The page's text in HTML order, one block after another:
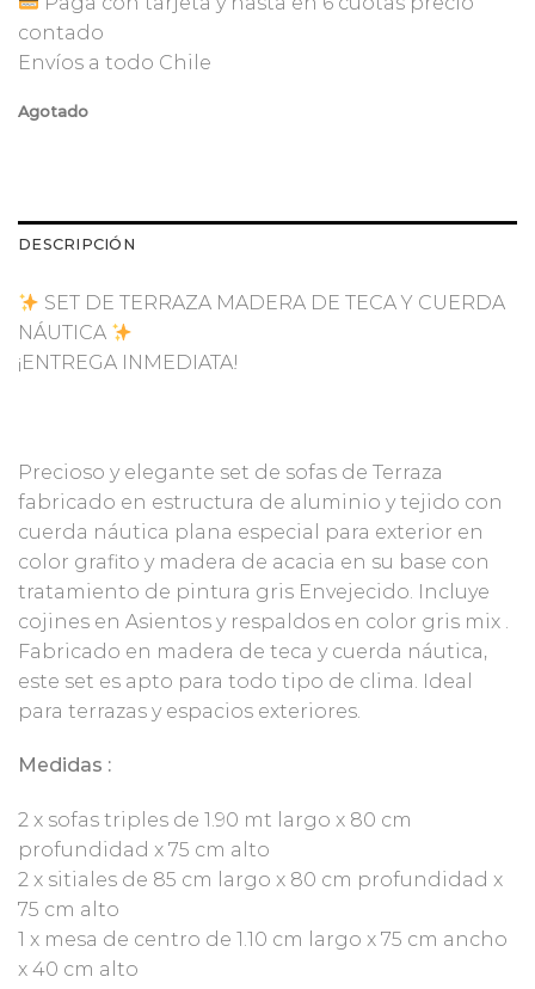
contado
Envíos a todo Chile
Agotado
DESCRIPCIÓN
SET DE TERRAZA MADERA DE TECA Y CUERDA
NÁUTICA
¡ENTREGA INMEDIATA!
Precioso y elegante set de sofas de Terraza
fabricado en estructura de aluminio y tejido con
cuerda náutica plana especial para exterior en
color grafito y madera de acacia en su base con
tratamiento de pintura gris Envejecido. Incluye
cojines en Asientos y respaldos en color gris mix .
Fabricado en madera de teca y cuerda náutica,
este set es apto para todo tipo de clima. Ideal
para terrazas y espacios exteriores.
Medidas :
2 x sofas triples de 1.90 mt largo x 80 cm
profundidad x 75 cm alto
2 x sitiales de 85 cm largo x 80 cm profundidad x
75 cm alto
1 x mesa de centro de 1.10 cm largo x 75 cm ancho
x 40 cm alto